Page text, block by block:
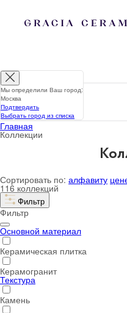
Главная
Коллекции
Сортировать по: алфавиту
116 коллекций
Фильтр
Фильтр
Основной материал
Керамическая плитка
Керамогранит
Текстура
Камень
Мы определили Ваш город:
Москва
Подтвердить
Выбрать город из списка